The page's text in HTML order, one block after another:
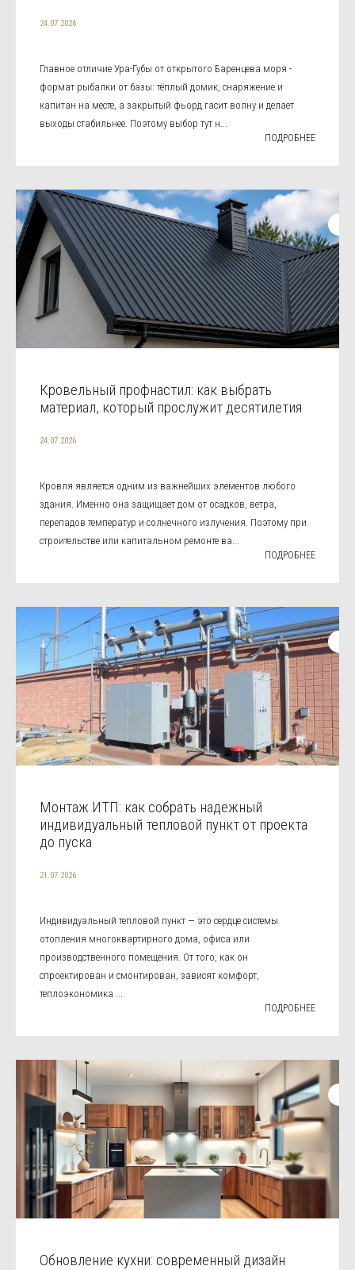
24.07.2026
Главное отличие Ура-Губы от открытого Баренцева моря -
формат рыбалки от базы: тёплый домик, снаряжение и
капитан на месте, а закрытый фьорд гасит волну и делает
выходы стабильнее. Поэтому выбор тут н...
ПОДРОБНЕЕ
Кровельный профнастил: как выбрать
материал, который прослужит десятилетия
24.07.2026
Кровля является одним из важнейших элементов любого
здания. Именно она защищает дом от осадков, ветра,
перепадов температур и солнечного излучения. Поэтому при
строительстве или капитальном ремонте ва...
ПОДРОБНЕЕ
Монтаж ИТП: как собрать надежный
индивидуальный тепловой пункт от проекта
до пуска
21.07.2026
Индивидуальный тепловой пункт — это сердце системы
отопления многоквартирного дома, офиса или
производственного помещения. От того, как он
спроектирован и смонтирован, зависят комфорт,
теплоэкономика ...
ПОДРОБНЕЕ
Обновление кухни: современный дизайн